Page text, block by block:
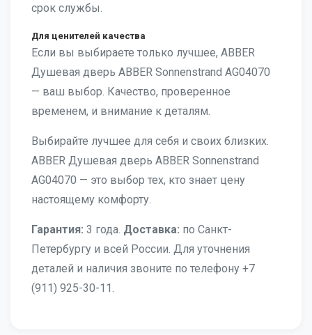
срок службы.
Для ценителей качества
Если вы выбираете только лучшее, ABBER
Душевая дверь ABBER Sonnenstrand AG04070
— ваш выбор. Качество, проверенное
временем, и внимание к деталям.
Выбирайте лучшее для себя и своих близких.
ABBER Душевая дверь ABBER Sonnenstrand
AG04070 — это выбор тех, кто знает цену
настоящему комфорту.
Гарантия: 3 года. Доставка: по Санкт-
Петербургу и всей России. Для уточнения
деталей и наличия звоните по телефону +7
(911) 925-30-11.